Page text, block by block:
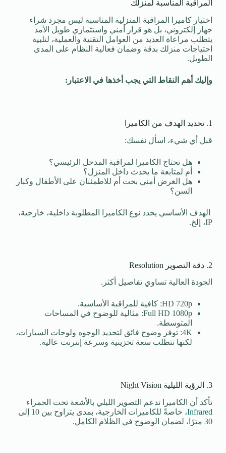
المراقبة المناسبة لمنزلك
اختيار كاميرا المراقبة المنزلية المناسبة ليس مجرد شراء
جهاز إلكتروني، بل هو قرار أمني واستثماري طويل الأمد
يتطلب مراعاة العديد من العوامل التقنية والعملية، لتلبية
احتياجات منزلك بدقة وضمان فعالية النظام على المدى
الطويل.
وإليك أهم النقاط التي يجب أخذها في الاعتبار:
1. تحديد الهدف من الكاميرا
قبل أي شيء، اسأل نفسك:
هل تحتاج الكاميرا لمراقبة المدخل الرئيسي؟
أم لمتابعة ما يحدث داخل المنزل؟
هل الغرض أمني بحت أم للاطمئنان على الأطفال وكبار
السن؟
الهدف الأساسي يحدد نوع الكاميرا المطلوبة داخلية، خارجية،
IP، إلخ.
2. دقة التصوير Resolution
الجودة العالية تساوي تفاصيل أكثر.
HD 720p: كافية للمراقبة الأساسية.
Full HD 1080p: مثالية للوضوح في المساحات
المتوسطة.
4K: توفر وضوح فائق لتحديد الوجوه ولوحات السيارات،
لكنها تتطلب سعة تخزينية وسرعة إنترنت عالية.
3. الرؤية الليلية Night Vision
تأكد أن الكاميرا تدعم التصوير الليلي بالأشعة تحت الحمراء
Infrared
، خاصةً للكاميرات الخارجية، بمدى يتراوح بين 10 إلى
30 مترًا، لضمان الوضوح في الظلام الكامل.